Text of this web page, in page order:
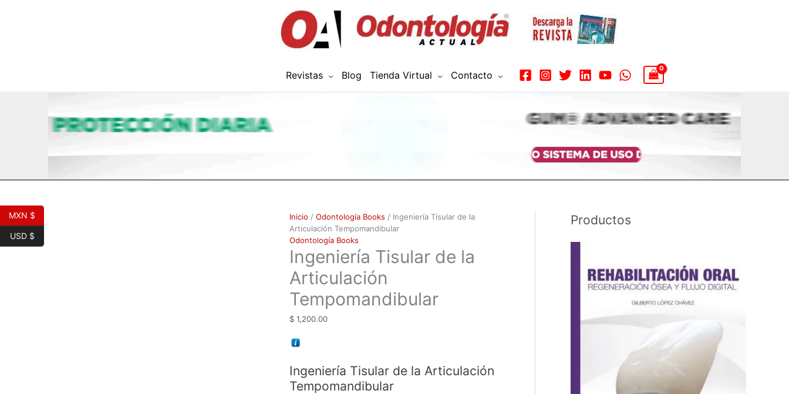
Revistas Blog Tienda Virtual Contacto
Inicio / Odontología Books / Ingeniería Tisular de la
Articulación Tempomandibular
Odontología Books
Ingeniería Tisular de la
Articulación
Tempomandibular
$1,200.00
Ingeniería Tisular de la Articulación
Tempomandibular
Ingeniería
Tisular
de
la
Articulación
Tempomandibular
cantidad
Productos
MXN $
USD $